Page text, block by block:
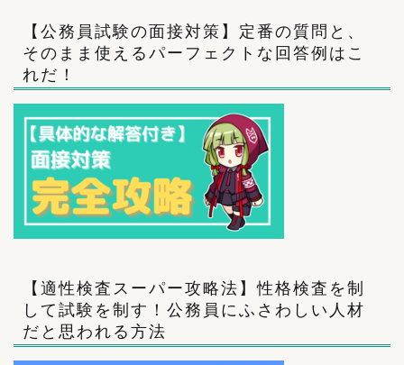
【公務員試験の面接対策】定番の質問と、
そのまま使えるパーフェクトな回答例はこ
れだ！
【適性検査スーパー攻略法】性格検査を制
して試験を制す！公務員にふさわしい人材
だと思われる方法